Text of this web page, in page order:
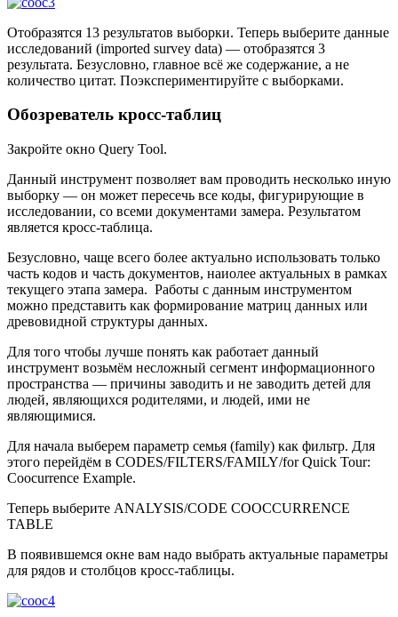
Отобразятся 13 результатов выборки. Теперь выберите данные
исследований (imported survey data) — отобразятся 3
результата. Безусловно, главное всё же содержание, а не
количество цитат. Поэкспериментируйте с выборками.
Обозреватель кросс-таблиц
Закройте окно Query Tool.
Данный инструмент позволяет вам проводить несколько иную
выборку — он может пересечь все коды, фигурирующие в
исследовании, со всеми документами замера. Результатом
является кросс-таблица.
Безусловно, чаще всего более актуально использовать только
часть кодов и часть документов, наиолее актуальных в рамках
текущего этапа замера. Работы с данным инструментом
можно представить как формирование матриц данных или
древовидной структуры данных.
Для того чтобы лучше понять как работает данный
инструмент возьмём несложный сегмент информационного
пространства — причины заводить и не заводить детей для
людей, являющихся родителями, и людей, ими не
являющимися.
Для начала выберем параметр семья (family) как фильтр. Для
этого перейдём в CODES/FILTERS/FAMILY/for Quick Tour:
Coocurrence Example.
Теперь выберите ANALYSIS/CODE COOCCURRENCE
TABLE
В появившемся окне вам надо выбрать актуальные параметры
для рядов и столбцов кросс-таблицы.